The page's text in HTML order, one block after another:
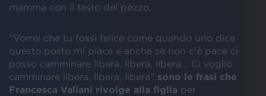
mamma con il testo del pezzo.
“Vorrei che tu fossi felice come quando uno dice
questo posto mi piace e anche se non c'è pace ci
posso camminare libera, libera, libera... Ci voglio
camminare libera, libera, libera” sono le frasi che
Francesca Valiani rivolge alla figlia per